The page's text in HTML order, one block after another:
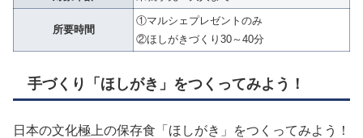
所要時間
①マルシェプレゼントのみ
②ほしがきづくり30～40分
手づくり「ほしがき」をつくってみよう！
日本の文化極上の保存食「ほしがき」をつくってみよう！